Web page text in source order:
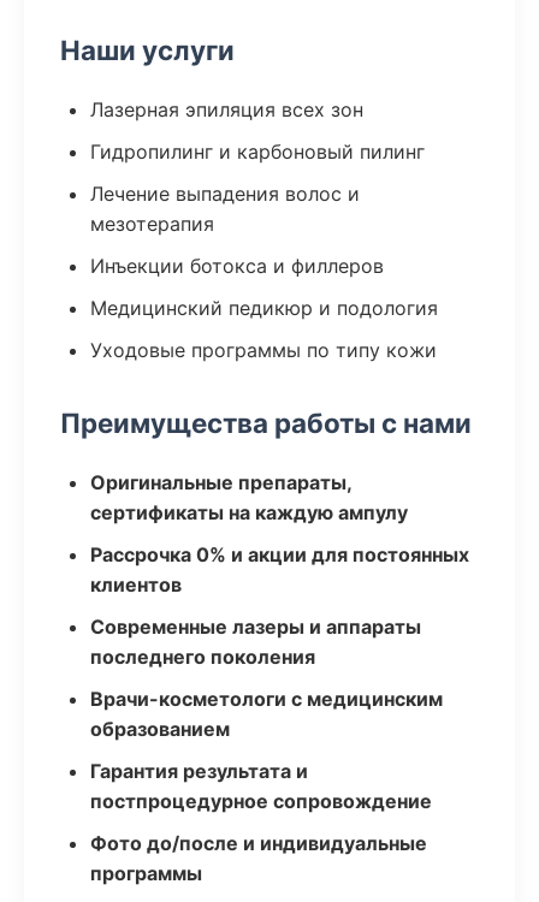
Наши услуги
Лазерная эпиляция всех зон
Гидропилинг и карбоновый пилинг
Лечение выпадения волос и
мезотерапия
Инъекции ботокса и филлеров
Медицинский педикюр и подология
Уходовые программы по типу кожи
Преимущества работы с нами
Оригинальные препараты,
сертификаты на каждую ампулу
Рассрочка 0% и акции для постоянных
клиентов
Современные лазеры и аппараты
последнего поколения
Врачи-косметологи с медицинским
образованием
Гарантия результата и
постпроцедурное сопровождение
Фото до/после и индивидуальные
программы